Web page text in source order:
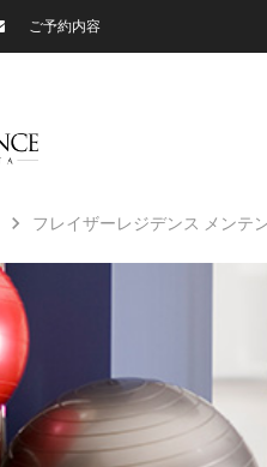
ご予約内容
フレイザーレジデンス メンテ